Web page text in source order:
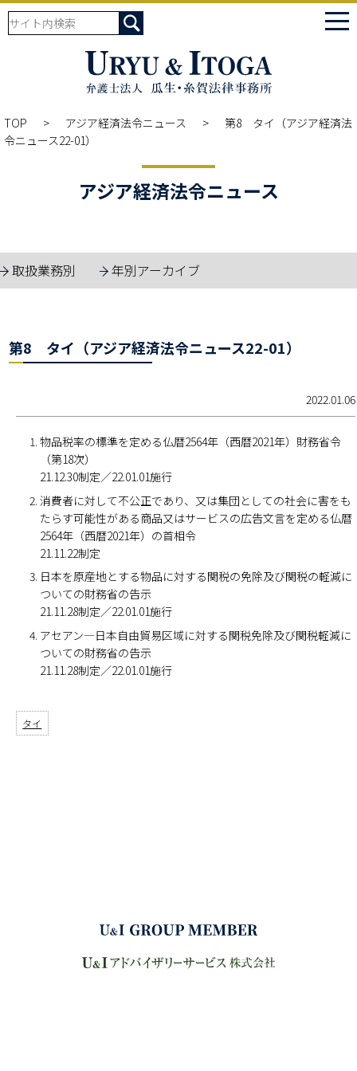
TOP アジア経済法令ニュース
第8 タイ（アジア経済法
令ニュース22-01）
アジア経済法令ニュース
取扱業務別 年別アーカイブ
第8 タイ（アジア経済法令ニュース22-01）
2022.01.06
物品税率の標準を定める仏暦2564年（西暦2021年）財務省令
（第18次）
21.12.30制定／22.01.01施行
消費者に対して不公正であり、又は集団としての社会に害をも
たらす可能性がある商品又はサービスの広告文言を定める仏暦
2564年（西暦2021年）の首相令
21.11.22制定
日本を原産地とする物品に対する関税の免除及び関税の軽減に
ついての財務省の告示
21.11.28制定／22.01.01施行
アセアン―日本自由貿易区域に対する関税免除及び関税軽減に
ついての財務省の告示
21.11.28制定／22.01.01施行
タイ